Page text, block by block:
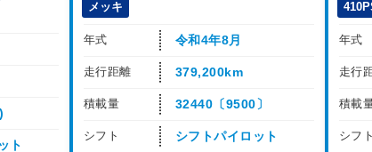
ト
メッキ
年式 令和4年8月
走行距離 379,200km
積載量 32440〔9500〕
シフト シフトパイロット
年式
走行
積載
シフト